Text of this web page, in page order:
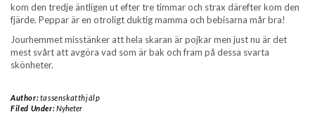
kom den tredje äntligen ut efter tre timmar och strax därefter kom den
fjärde. Peppar är en otroligt duktig mamma och bebisarna mår bra!
Jourhemmet misstänker att hela skaran är pojkar men just nu är det
mest svårt att avgöra vad som är bak och fram på dessa svarta
skönheter.
Author:tassenskatthjälp
Filed Under:Nyheter